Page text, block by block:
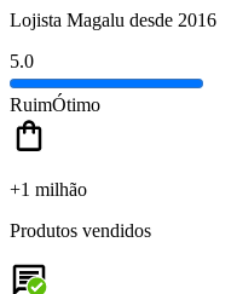
Lojista Magalu desde 2016
5.0
RuimÓtimo
+1 milhão
Produtos vendidos